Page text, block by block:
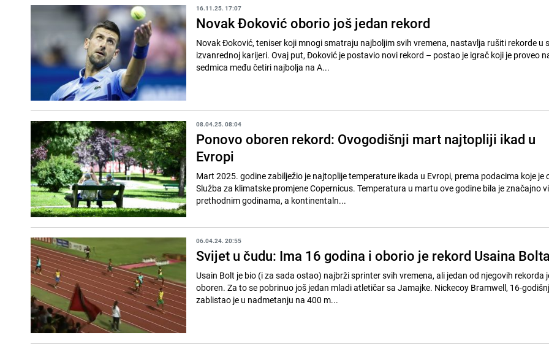
16.11.25. 17:07
Novak Đoković oborio još jedan rekord
Novak Đoković, teniser koji mnogi smatraju najboljim svih vremena, nastavlja rušiti rekorde u
izvanrednoj karijeri. Ovaj put, Đoković je postavio novi rekord – postao je igrač koji je proveo
sedmica među četiri najbolja na A...
08.04.25. 08:04
Ponovo oboren rekord: Ovogodišnji mart najtopliji ikad u
Evropi
Mart 2025. godine zabilježio je najtoplije temperature ikada u Evropi, prema podacima koje je
Služba za klimatske promjene Copernicus. Temperatura u martu ove godine bila je značajno
prethodnim godinama, a kontinentaln...
06.04.24. 20:55
Svijet u čudu: Ima 16 godina i oborio je rekord Usaina Bolta
Usain Bolt je bio (i za sada ostao) najbrži sprinter svih vremena, ali jedan od njegovih rekorda
oboren. Za to se pobrinuo još jedan mladi atletičar sa Jamajke. Nickecoy Bramwell, 16-
zablistao je u nadmetanju na 400 m...